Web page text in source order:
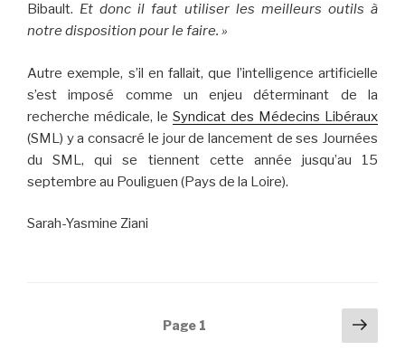
Bibault. Et donc il faut utiliser les meilleurs outils à
notre disposition pour le faire. »
Autre exemple, s’il en fallait, que l’intelligence artificielle
s’est imposé comme un enjeu déterminant de la
recherche médicale, le Syndicat des Médecins Libéraux
(SML) y a consacré le jour de lancement de ses Journées
du SML, qui se tiennent cette année jusqu’au 15
septembre au Pouliguen (Pays de la Loire).
Sarah-Yasmine Ziani
Page 1